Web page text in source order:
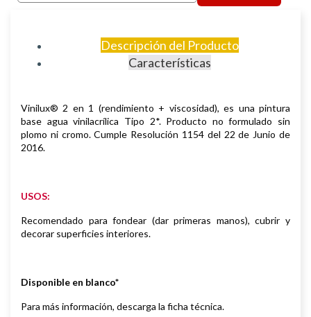
Descripción del Producto
Características
Vinilux® 2 en 1 (rendimiento + viscosidad), es una pintura
base aguavinilacrílica Tipo 2*. Producto no formulado sin
plomo ni cromo.Cumple Resolución 1154 del 22 de Junio de
2016.
USOS:
Recomendado para fondear (dar primeras manos), cubrir y
decorar superficies interiores.
Disponible en blanco*
Para más información, descarga la ficha técnica.